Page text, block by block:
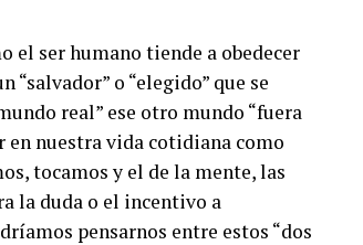
el ser humano tiende a obedecer
o “elegido” que se
real” ese otro mundo “fuera
en nuestra vida cotidiana como
tocamos y el de la mente, las
la duda o el incentivo a
pensarnos entre estos “dos